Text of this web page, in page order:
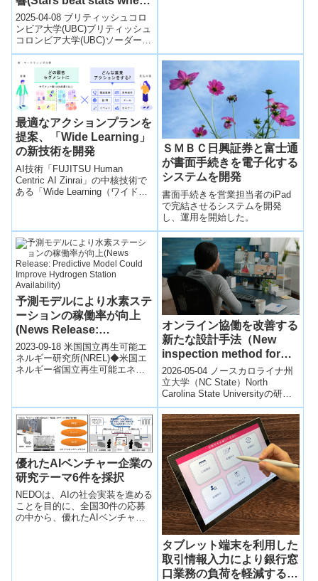
it comes to shopping
decisions)
2025-04-08 ブリティッシュコロ
ンビア大学(UBC)ブリティッシュ
コロンビア大学(UBC)ソーダース
クールオブビジネスのディーパ
ック・シルワニ博士らの研...
最適なアクションプランを
提案、「Wide Learning」
の新技術を開発
AI技術「FUJITSU Human
Centric AI Zinrai」の中核技術で
ある「Wide Learning（ワイドラ
ＳＭＢＣ日興証券と富士通
が書面手続きを電子化する
システムを開発
書面手続きを営業担当者のiPad
で完結させるシステムを開発
し、運用を開始した。
予測モデルにより水素ステ
ーションの稼働率が向上
(News Release:
Predictive Model Could
Improve Hydrogen
Station Availability)
2023-09-18 米国国立再生可能エ
ネルギー研究所(NREL)◆米国エ
ネルギー省国立再生可能エネル
オンライン協働を改善する
新たな設計手法（New
inspection method for
collaboration platforms）
2026-05-04 ノースカロライナ州
立大学（NC State）North
Carolina State Universityの研究
は、オンライン共同作業の質...
優れたAIベンチャー企業の
研究テーマ6件を採択
NEDOは、AIの社会実装を進める
ことを目的に、全国30件の応募
の中から、優れたAIベンチャー
タブレット端末を利用した
取引情報入力により銀行窓
口業務の負荷を軽減する